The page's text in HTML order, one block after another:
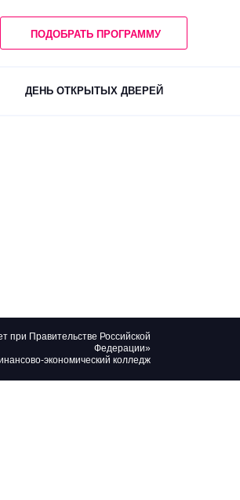
ПОДОБРАТЬ ПРОГРАММУ
ДЕНЬ ОТКРЫТЫХ ДВЕРЕЙ
Правительстве Российской
Федерации»
экономический колледж